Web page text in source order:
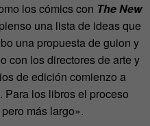
los cómics con The New
una lista de ideas que
una propuesta de guion y
con los directores de arte y
de edición comienzo a
los libros el proceso
más largo».